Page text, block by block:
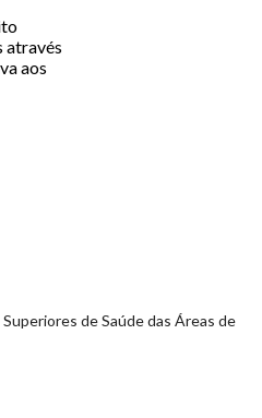
através
aos
de Saúde das Áreas de